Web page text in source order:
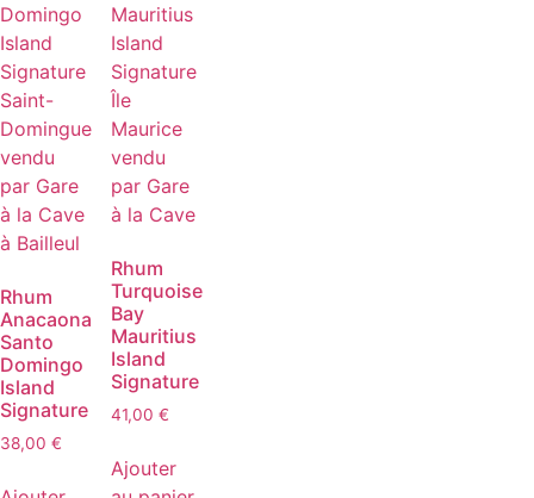
Rhum
Anacaona
Santo
Domingo
Island
Signature
38,00 €
Rhum
Turquoise
Bay
Mauritius
Island
Signature
41,00 €
Ajouter